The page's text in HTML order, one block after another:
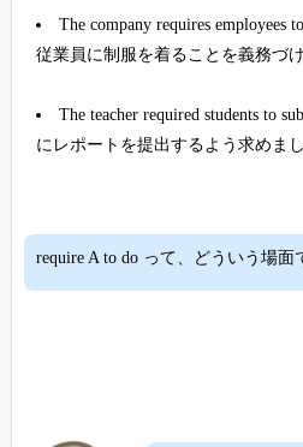
The company requires employees
従業員に制服を着ることを義務づけ
The teacher required students to
にレポートを提出するよう求めまし
require A to do って、どういう場面